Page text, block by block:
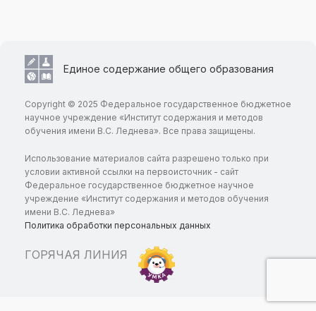
Единое содержание общего образования
Copyright © 2025 Федеральное государственное бюджетное
научное учреждение «Институт содержания и методов
обучения имени В.С. Леднева». Все права защищены.
Использование материалов сайта разрешено только при
условии активной ссылки на первоисточник - сайт
Федеральное государственное бюджетное научное
учреждение «Институт содержания и методов обучения
имени В.С. Леднева»
Политика обработки персональных данных
ГОРЯЧАЯ ЛИНИЯ